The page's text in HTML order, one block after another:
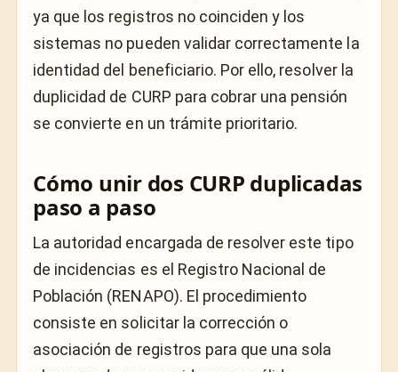
ya que los registros no coinciden y los
sistemas no pueden validar correctamente la
identidad del beneficiario. Por ello, resolver la
duplicidad de CURP para cobrar una pensión
se convierte en un trámite prioritario.
Cómo unir dos CURP duplicadas
paso a paso
La autoridad encargada de resolver este tipo
de incidencias es el Registro Nacional de
Población (RENAPO). El procedimiento
consiste en solicitar la corrección o
asociación de registros para que una sola